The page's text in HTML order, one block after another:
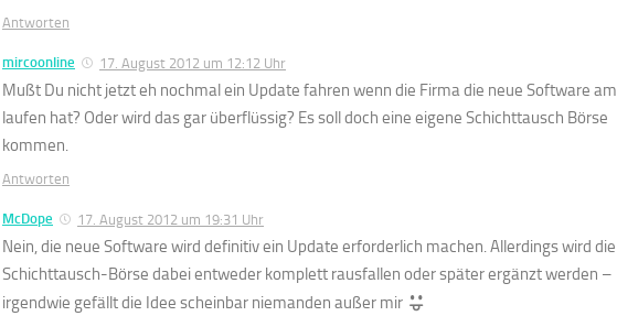
Antworten
mircoonline 17. August 2012 um 12:12 Uhr
Mußt Du nicht jetzt eh nochmal ein Update fahren wenn die Firma die neue Software am
laufen hat? Oder wird das gar überflüssig? Es soll doch eine eigene Schichttausch Börse
kommen.
Antworten
McDope 17. August 2012 um 19:31 Uhr
Nein, die neue Software wird definitiv ein Update erforderlich machen. Allerdings wird die
Schichttausch-Börse dabei entweder komplett rausfallen oder später ergänzt werden –
irgendwie gefällt die Idee scheinbar niemanden außer mir